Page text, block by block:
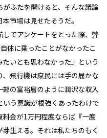
ふたを開けると、そんな議論
市場は見せたそうだ。
してアンケートをとった際、弊
体に乗ったことがなかったこ
いとも思わなかった』という
飛行機は庶民には手の届かな
の富裕層のように潤沢な収入
う意識が根強くあったわけで
金が1万円程度ならば『一度
生える。それは私たちのもく